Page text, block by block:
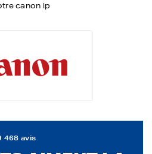
canon lp
468 avis